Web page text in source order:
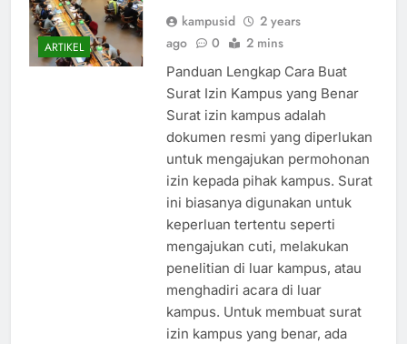
ARTIKEL
kampusid
2 years
ago
0 2 mins
Panduan Lengkap Cara Buat
Surat Izin Kampus yang Benar
Surat izin kampus adalah
dokumen resmi yang diperlukan
untuk mengajukan permohonan
izin kepada pihak kampus. Surat
ini biasanya digunakan untuk
keperluan tertentu seperti
mengajukan cuti, melakukan
penelitian di luar kampus, atau
menghadiri acara di luar
kampus. Untuk membuat surat
izin kampus yang benar, ada